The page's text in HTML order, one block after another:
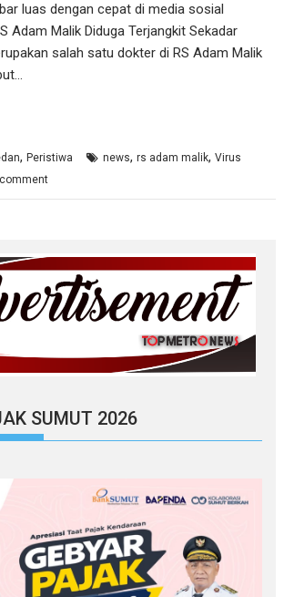
luas dengan cepat di media sosial
Adam Malik Diduga Terjangkit Sekadar
salah satu dokter di RS Adam Malik
,Peristiwa news,rs adam malik,Virus
SUMUT 2026